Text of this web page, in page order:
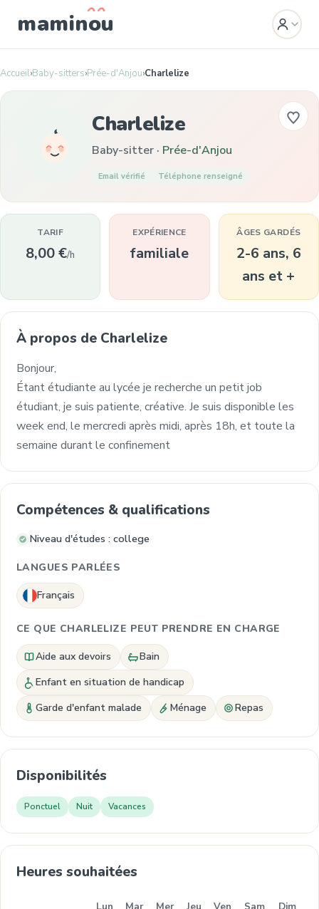
maminou
Accueil›Baby-sitters›Prée-d'Anjou›Charlelize
Charlelize
Baby-sitter · Prée-d'Anjou
Email vérifié Téléphone renseigné
TARIF
8,00 €/h
EXPÉRIENCE
familiale
ÂGES GARDÉS
2-6 ans, 6
ans et +
À propos de Charlelize
Bonjour,
Étant étudiante au lycée je recherche un petit job
étudiant, je suis patiente, créative. Je suis disponible les
week end, le mercredi après midi, après 18h, et toute la
semaine durant le confinement
Compétences & qualifications
Niveau d'études : college
LANGUES PARLÉES
Français
CE QUE CHARLELIZE PEUT PRENDRE EN CHARGE
Aide aux devoirs
Bain
Enfant en situation de handicap
Garde d'enfant malade
Ménage Repas
Disponibilités
Ponctuel Nuit Vacances
Heures souhaitées